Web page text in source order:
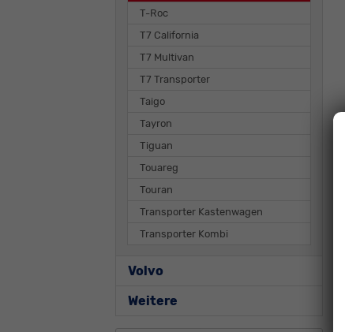
T-Roc
T7 California
T7 Multivan
T7 Transporter
Taigo
Tayron
Tiguan
Touareg
Touran
Transporter Kastenwagen
Transporter Kombi
Volvo
Weitere